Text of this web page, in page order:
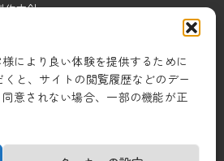
により良い体験を提供するために
と、サイトの閲覧履歴などのデー
意されない場合、一部の機能が正
作方針
対策
ティ基本方針